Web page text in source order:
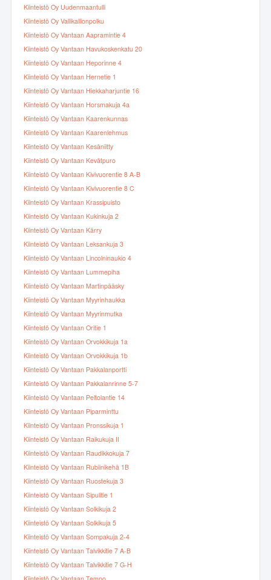
Kiinteistö Oy Uudenmaantulli
Kiinteistö Oy Vallikallionpolku
Kiinteistö Oy Vantaan Aapramintie 4
Kiinteistö Oy Vantaan Havukoskenkatu 20
Kiinteistö Oy Vantaan Heporinne 4
Kiinteistö Oy Vantaan Hernetie 1
Kiinteistö Oy Vantaan Hiekkaharjuntie 16
Kiinteistö Oy Vantaan Horsmakuja 4a
Kiinteistö Oy Vantaan Kaarenkunnas
Kiinteistö Oy Vantaan Kaarenlehmus
Kiinteistö Oy Vantaan Kesäniitty
Kiinteistö Oy Vantaan Kevätpuro
Kiinteistö Oy Vantaan Kivivuorentie 8 A-B
Kiinteistö Oy Vantaan Kivivuorentie 8 C
Kiinteistö Oy Vantaan Krassipuisto
Kiinteistö Oy Vantaan Kukinkuja 2
Kiinteistö Oy Vantaan Kärry
Kiinteistö Oy Vantaan Leksankuja 3
Kiinteistö Oy Vantaan Lincolninaukio 4
Kiinteistö Oy Vantaan Lummepiha
Kiinteistö Oy Vantaan Martinpääsky
Kiinteistö Oy Vantaan Myyrinhaukka
Kiinteistö Oy Vantaan Myyrinmutka
Kiinteistö Oy Vantaan Oritie 1
Kiinteistö Oy Vantaan Orvokkikuja 1a
Kiinteistö Oy Vantaan Orvokkikuja 1b
Kiinteistö Oy Vantaan Pakkalanportti
Kiinteistö Oy Vantaan Pakkalanrinne 5-7
Kiinteistö Oy Vantaan Peltolantie 14
Kiinteistö Oy Vantaan Piparminttu
Kiinteistö Oy Vantaan Pronssikuja 1
Kiinteistö Oy Vantaan Raikukuja II
Kiinteistö Oy Vantaan Raudikkokuja 7
Kiinteistö Oy Vantaan Rubiinikehä 1B
Kiinteistö Oy Vantaan Ruostekuja 3
Kiinteistö Oy Vantaan Sipulitie 1
Kiinteistö Oy Vantaan Solkikuja 2
Kiinteistö Oy Vantaan Solkikuja 5
Kiinteistö Oy Vantaan Sompakuja 2-4
Kiinteistö Oy Vantaan Talvikkitie 7 A-B
Kiinteistö Oy Vantaan Talvikkitie 7 G-H